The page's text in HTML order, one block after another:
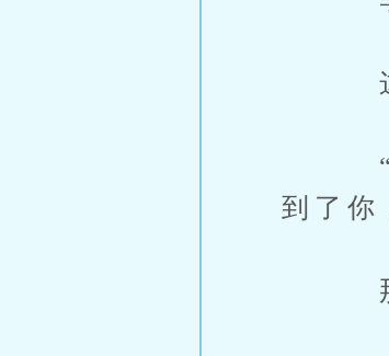
这张
“偷
到了你
那张